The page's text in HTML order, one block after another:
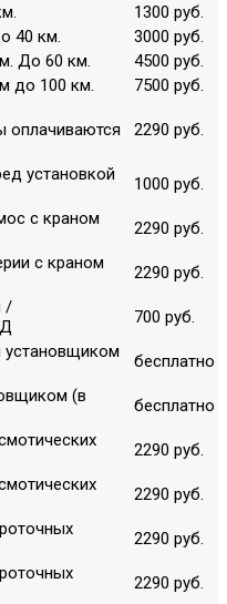
1300 руб.
40 км.
3000 руб.
До 60 км.
4500 руб.
до 100 км.
7500 руб.
оплачиваются
2290 руб.
установкой
1000 руб.
с краном
2290 руб.
с краном
2290 руб.
/
700 руб.
установщиком
бесплатно
(в
бесплатно
2290 руб.
2290 руб.
2290 руб.
2290 руб.